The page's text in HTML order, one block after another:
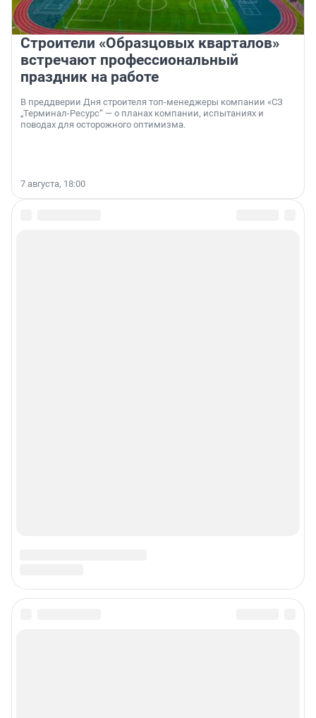
Строители «Образцовых кварталов»
встречают профессиональный
праздник на работе
В преддверии Дня строителя топ-менеджеры компании «СЗ
„Терминал-Ресурс“ — о планах компании, испытаниях и
поводах для осторожного оптимизма.
7 августа, 18:00